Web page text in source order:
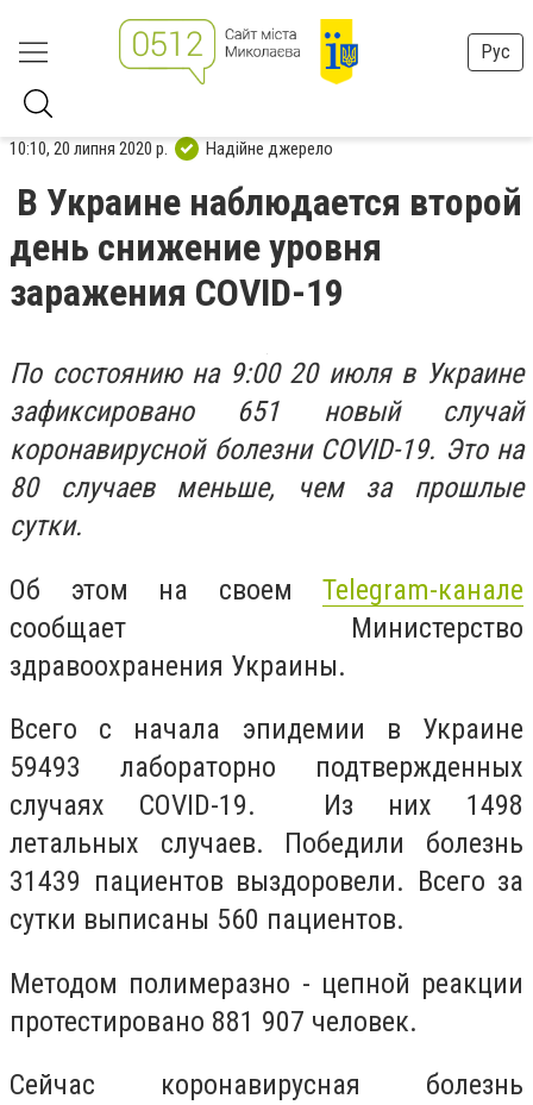
Рус
10:10, 20 липня 2020 р. Надійне джерело
В Украине наблюдается второй
день снижение уровня
заражения COVID-19
По состоянию на 9:00 20 июля в Украине
зафиксировано 651 новый случай
коронавирусной болезни COVID-19. Это на
80 случаев меньше, чем за прошлые
сутки.
Об этом на своем Telegram-канале
сообщает Министерство
здравоохранения Украины.
Всего с начала эпидемии в Украине
59493 лабораторно подтвержденных
случаях COVID-19. Из них 1498
летальных случаев. Победили болезнь
31439 пациентов выздоровели. Всего за
сутки выписаны 560 пациентов.
Методом полимеразно - цепной реакции
протестировано 881 907 человек.
Сейчас коронавирусная болезнь